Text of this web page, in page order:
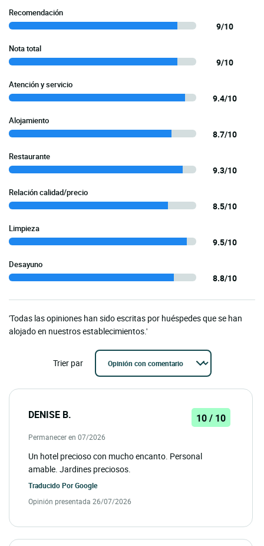
Recomendación
9/10
Nota total
9/10
Atención y servicio
9.4/10
Alojamiento
8.7/10
Restaurante
9.3/10
Relación calidad/precio
8.5/10
Limpieza
9.5/10
Desayuno
8.8/10
'Todas las opiniones han sido escritas por huéspedes que se han
alojado en nuestros establecimientos.'
Trier par
DENISE B. 10 / 10
Permanecer en 07/2026
Un hotel precioso con mucho encanto. Personal
amable. Jardines preciosos.
Traducido PorGoogle
Opinión presentada 26/07/2026